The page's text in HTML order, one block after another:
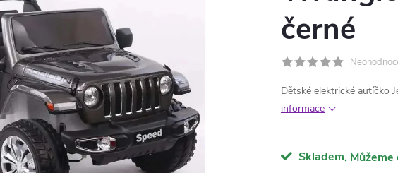
černé
Dětské elektrické autíčko
informace
Skladem